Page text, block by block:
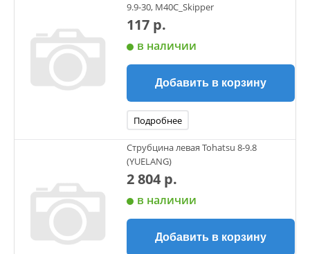
9.9-30, M40C_Skipper
117 р.
в наличии
Добавить в корзину
Подробнее
Струбцина левая Tohatsu 8-9.8
(YUELANG)
2 804 р.
в наличии
Добавить в корзину